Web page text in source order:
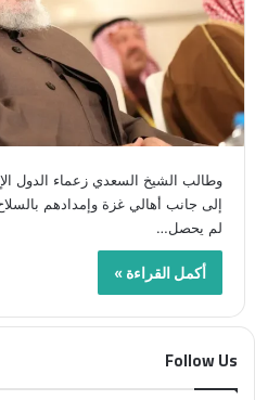
وطالب الشيخ السعدي زعماء الدول
إلى جانب أهالي غزة وإمدادهم
لم يحصل…
أكمل القراءة »
Follow Us